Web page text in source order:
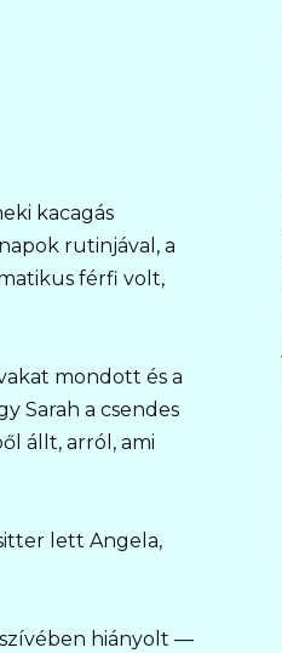
kacagás
rutinjával, a
férfi volt,
mondott és a
Sarah a csendes
állt, arról, ami
lett Angela,
hiányolt —